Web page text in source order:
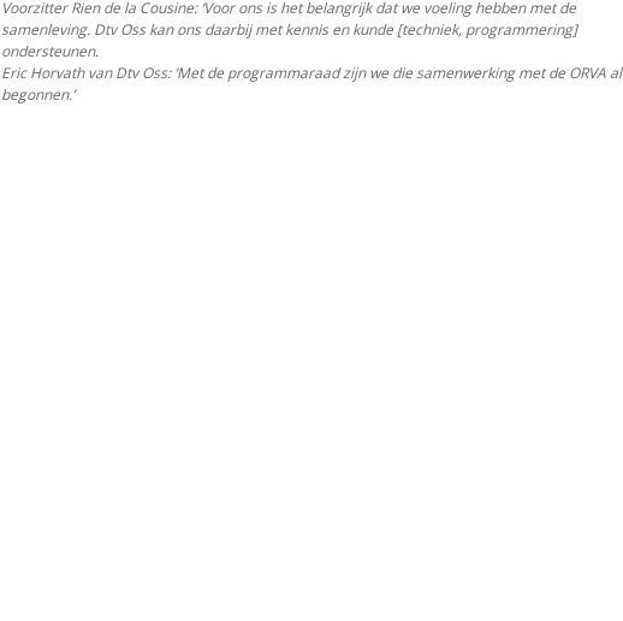
Voorzitter Rien de la Cousine: ‘Voor ons is het belangrijk dat we voeling hebben met de
samenleving. Dtv Oss kan ons daarbij met kennis en kunde [techniek, programmering]
ondersteunen.
Eric Horvath van Dtv Oss: ’Met de programmaraad zijn we die samenwerking met de ORVA al
begonnen.’